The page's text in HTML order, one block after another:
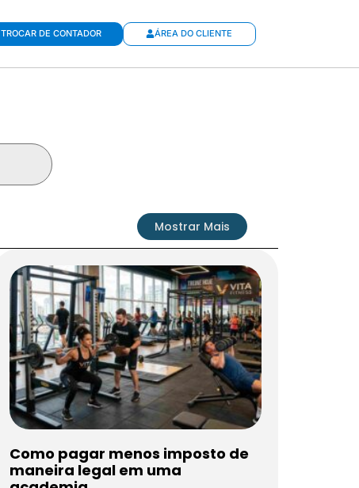
TROCAR DE CONTADOR ÁREA DO CLIENTE
Mostrar Mais
Como pagar menos imposto de
maneira legal em uma